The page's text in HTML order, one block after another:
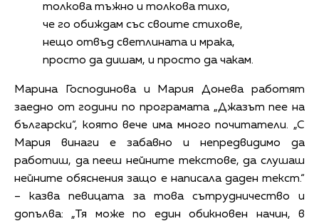
толкова тъжно и толкова тихо,
че го обиждам със своите стихове,
нещо отвъд светлината и мрака,
просто да дишам, и просто да чакам.
Марина Господинова и Мария Донева работят
заедно от години по програмата „Джазът пее на
български“, която вече има много почитатели. „С
Мария винаги е забавно и непредвидимо да
работиш, да пееш нейните текстове, да слушаш
нейните обяснения защо е написала даден текст.“
– казва певицата за това сътрудничество и
допълва: „Тя може по един обикновен начин, в